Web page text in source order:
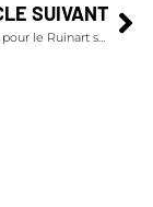
SUIVANT
Les inscriptions pour le Ruinart sommelier challenge sont ouvertes !